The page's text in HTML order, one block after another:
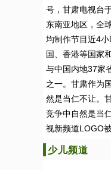
号，甘肃电视台
东南亚地区，全
均制作节目近4
国、香港等国家
与中国内地37家
之一。甘肃作为
然是当仁不让。
竞争中自然是当
视新频道LOGO
少儿频道